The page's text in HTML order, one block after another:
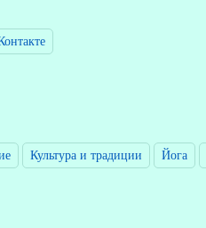
Культура и традиции Йога